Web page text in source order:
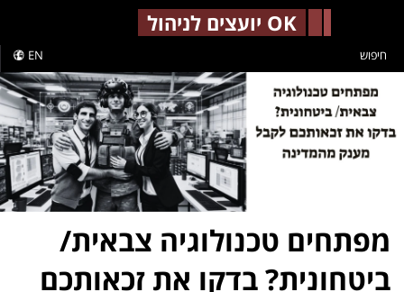
OK יועצים לניהול
EN חיפוש
מפתחים טכנולוגיה צבאית/
ביטחונית? בדקו את זכאותכם